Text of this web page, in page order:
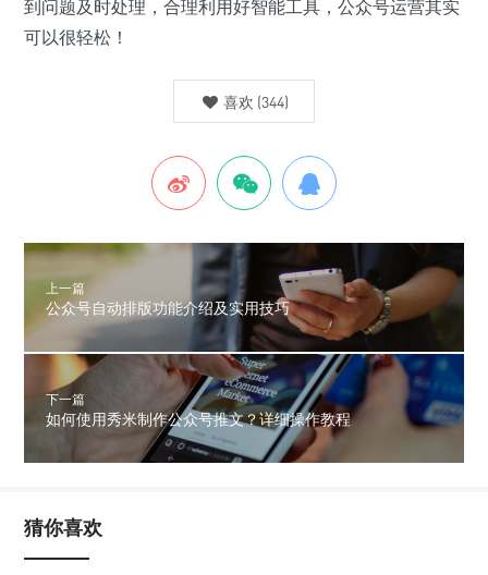
到问题及时处理，合理利用好智能工具，公众号运营其实
可以很轻松！
喜欢 (344)
上一篇
公众号自动排版功能介绍及实用技巧
下一篇
如何使用秀米制作公众号推文？详细操作教程
猜你喜欢